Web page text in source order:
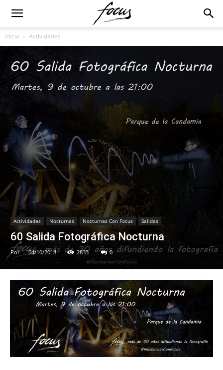
Inicio Actividades
Actividades Nocturnas Nocturnas Con Focus Salidas
60 Salida Fotográfica Nocturna
Por - 04/10/2018 2833 0